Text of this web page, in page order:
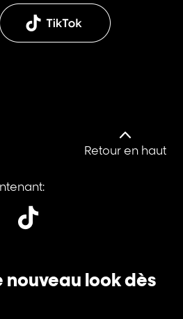
Retour en haut
nouveau look dès